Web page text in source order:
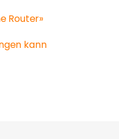
Router»
kann